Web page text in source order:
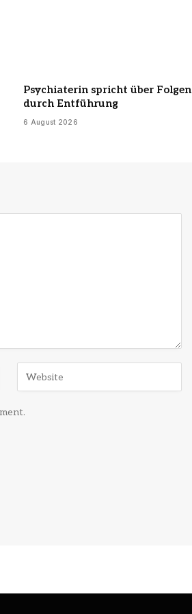
Psychiaterin spricht über Folgen
durch Entführung
6 August 2026